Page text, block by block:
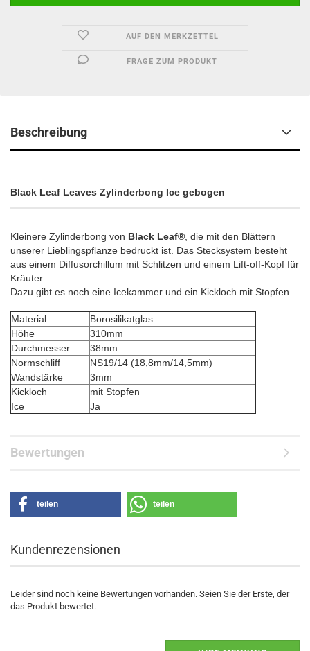
AUF DEN MERKZETTEL
FRAGE ZUM PRODUKT
Beschreibung
Black Leaf Leaves Zylinderbong Ice gebogen
Kleinere Zylinderbong von Black Leaf® , die mit den Blättern
unserer Lieblingspflanze bedruckt ist. Das Stecksystem besteht
aus einem Diffusorchillum mit Schlitzen und einem Lift-off-Kopf für
Kräuter.
Dazu gibt es noch eine Icekammer und ein Kickloch mit Stopfen.
Material
Borosilikatglas
Höhe
310mm
Durchmesser
38mm
Normschliff
NS19/14 (18,8mm/14,5mm)
Wandstärke
3mm
Kickloch
mit Stopfen
Ice
Ja
Bewertungen
teilen teilen
Kundenrezensionen
Leider sind noch keine Bewertungen vorhanden. Seien Sie der Erste, der
das Produkt bewertet.